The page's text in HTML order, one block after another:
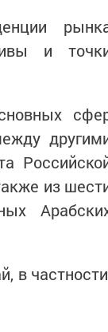
и
из
в